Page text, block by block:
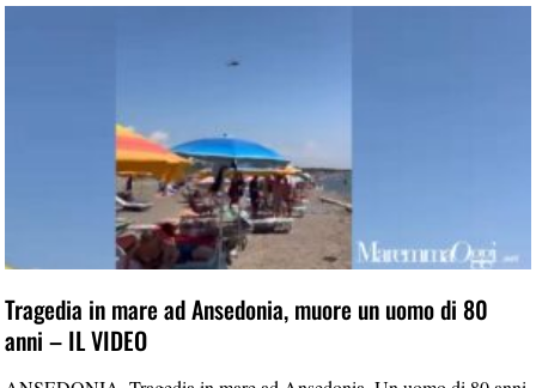
Tragedia in mare ad Ansedonia, muore un uomo di 80
anni – IL VIDEO